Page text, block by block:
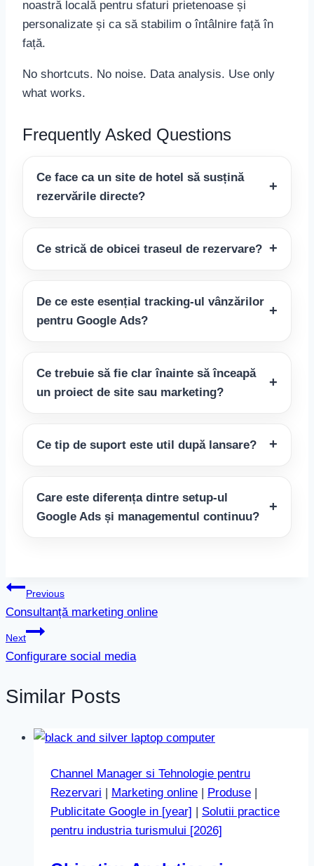
noastră locală pentru sfaturi prietenoase și
personalizate și ca să stabilim o întâlnire față în
față.
No shortcuts. No noise. Data analysis. Use only
what works.
Frequently Asked Questions
Ce face ca un site de hotel să susțină
rezervările directe?
Ce strică de obicei traseul de rezervare?
De ce este esențial tracking-ul vânzărilor
pentru Google Ads?
Ce trebuie să fie clar înainte să înceapă
un proiect de site sau marketing?
Ce tip de suport este util după lansare?
Care este diferența dintre setup-ul
Google Ads și managementul continuu?
Navigare
în
articole
Previous
Consultanță marketing online
Next
Configurare social media
Similar Posts
Channel Manager si Tehnologie pentru
Rezervari | Marketing online | Produse |
Publicitate Google in [year] | Solutii practice
pentru industria turismului [2026]